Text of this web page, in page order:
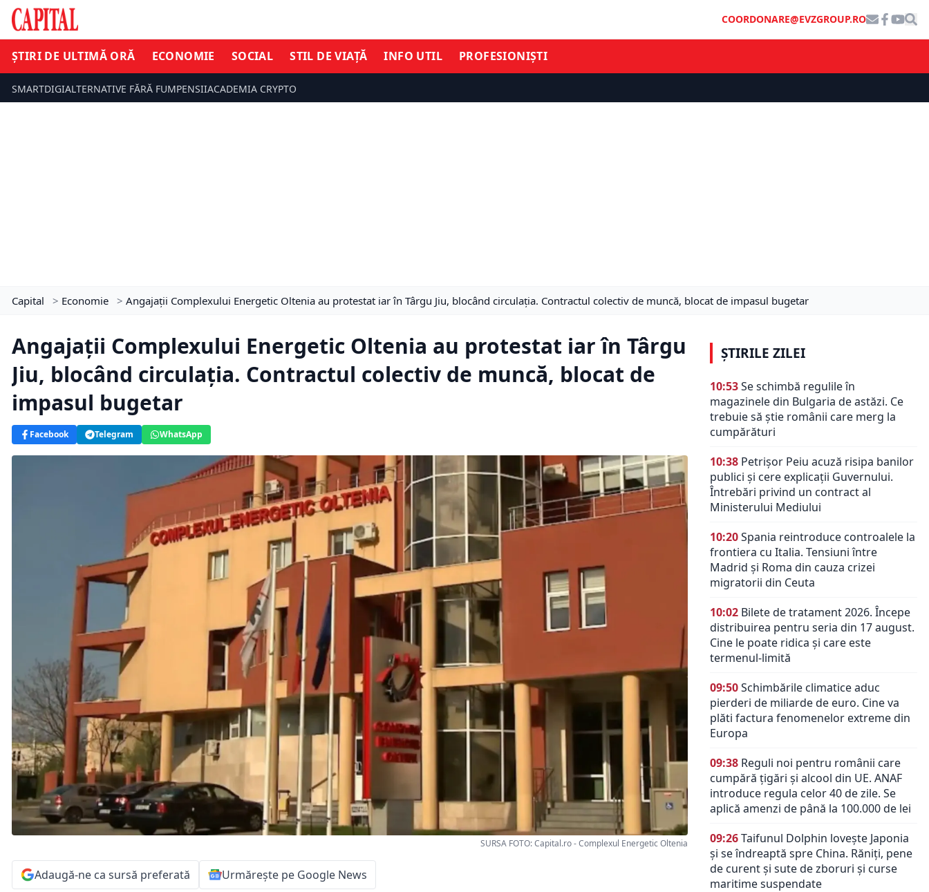
COORDONARE@EVZGROUP.RO
ȘTIRI DE ULTIMĂ ORĂ ECONOMIE SOCIAL STIL DE VIAȚĂ INFO UTIL PROFESIONIȘTI
SMARTDIGIALTERNATIVE FĂRĂ FUMPENSIIACADEMIA CRYPTO
Capital > Economie > Angajații Complexului Energetic Oltenia au protestat iar în Târgu Jiu, blocând circulația. Contractul colectiv de muncă, blocat de impasul bugetar
Angajații Complexului Energetic Oltenia au protestat iar în Târgu
Jiu, blocând circulația. Contractul colectiv de muncă, blocat de
impasul bugetar
Facebook Telegram WhatsApp
SURSA FOTO: Capital.ro - Complexul Energetic Oltenia
Adaugă-ne ca sursă preferată Urmărește pe Google News
ȘTIRILE ZILEI
10:53Se schimbă regulile în
magazinele din Bulgaria de astăzi. Ce
trebuie să știe românii care merg la
cumpărături
10:38 Petrișor Peiu acuză risipa banilor
publici și cere explicații Guvernului.
Întrebări privind un contract al
Ministerului Mediului
10:20Spania reintroduce controalele la
frontiera cu Italia. Tensiuni între
Madrid și Roma din cauza crizei
migratorii din Ceuta
10:02 Bilete de tratament 2026. Începe
distribuirea pentru seria din 17 august.
Cine le poate ridica și care este
termenul-limită
09:50Schimbările climatice aduc
pierderi de miliarde de euro. Cine va
plăti factura fenomenelor extreme din
Europa
09:38 Reguli noi pentru românii care
cumpără țigări și alcool din UE. ANAF
introduce regula celor 40 de zile. Se
aplică amenzi de până la 100.000 de lei
09:26Taifunul Dolphin lovește Japonia
și se îndreaptă spre China. Răniți, pene
de curent și sute de zboruri și curse
maritime suspendate